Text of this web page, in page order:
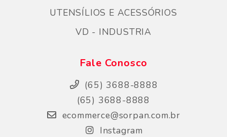
UTENSÍLIOS E ACESSÓRIOS
VD - INDUSTRIA
Fale Conosco
(65) 3688-8888
(65) 3688-8888
ecommerce@sorpan.com.br
Instagram